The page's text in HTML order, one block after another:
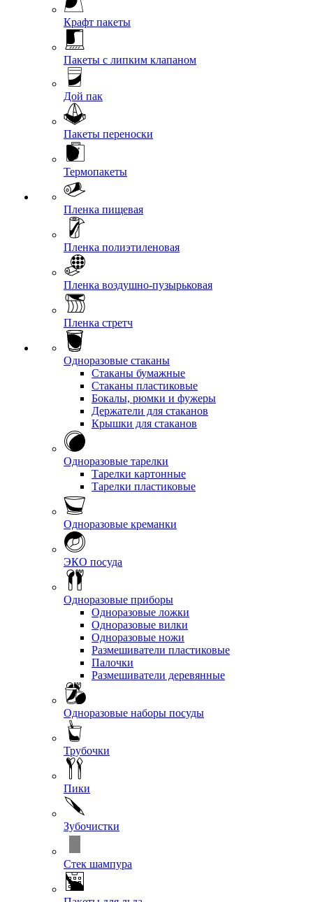
Крафт пакеты
Пакеты с липким клапаном
Дой пак
Пакеты переноски
Термопакеты
Пленка пищевая
Пленка полиэтиленовая
Пленка воздушно-пузырьковая
Пленка стретч
Одноразовые стаканы
Стаканы бумажные
Стаканы пластиковые
Бокалы, рюмки и фужеры
Держатели для стаканов
Крышки для стаканов
Одноразовые тарелки
Тарелки картонные
Тарелки пластиковые
Одноразовые креманки
ЭКО посуда
Одноразовые приборы
Одноразовые ложки
Одноразовые вилки
Одноразовые ножи
Размешиватели пластиковые
Палочки
Размешиватели деревянные
Одноразовые наборы посуды
Трубочки
Пики
Зубочистки
Стек шампура